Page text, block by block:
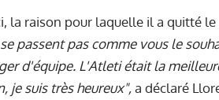
la raison pour laquelle il a quitté le
passent pas comme vous le
d'équipe. L'Atleti était la
je suis très heureux",a déclaré